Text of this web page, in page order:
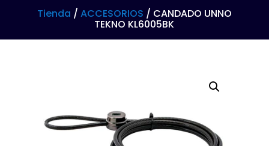
Tienda / ACCESORIOS / CANDADO UNNO
TEKNO KL6005BK